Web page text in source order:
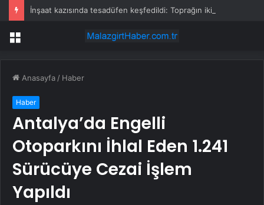
Menü
Anasayfa / Haber
Haber
Antalya’da Engelli
Otoparkını İhlal Eden 1.241
Sürücüye Cezai İşlem
Yapıldı